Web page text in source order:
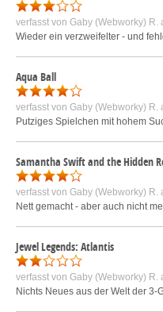
verfasst von Gaby (Webworky) R.
Wieder ein verzweifelter - und
Aqua Ball
verfasst von Gaby (Webworky) R.
Putziges Spielchen mit hohem
Samantha Swift and the Hidden
verfasst von Gaby (Webworky) R.
Nett gemacht - aber auch nicht
Jewel Legends: Atlantis
verfasst von Gaby (Webworky) R.
Nichts Neues aus der Welt der